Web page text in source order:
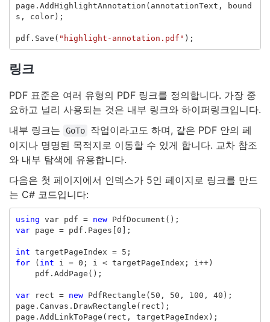
page . AddHighlightAnnotation ( annotationText ,
bound
s , color);
pdf . Save ( "highlight-annotation.pdf" );
링크
PDF 표준은 여러 유형의 PDF 링크를 정의합니다. 가장 중
요하고 널리 사용되는 것은 내부 링크와 하이퍼링크입니다.
내부 링크는
GoTo
작업이라고도 하며, 같은 PDF 안의 페
이지나 명명된 목적지로 이동할 수 있게 합니다. 교차 참조
와 내부 탐색에 유용합니다.
다음은 첫 페이지에서 인덱스가 5인 페이지로 링크를 만드
는 C# 코드입니다:
using var pdf = new PdfDocument ();
var
page = pdf . Pages 0 ];
int targetPageIndex = 5 ;
for
( int i = 0 ; i < targetPageIndex ; i ++)
pdf . AddPage ();
var rect = new PdfRectangle ( 50 , 50 , 100 , 40 );
page . Canvas . DrawRectangle ( rect );
page . AddLinkToPage ( rect , targetPageIndex );